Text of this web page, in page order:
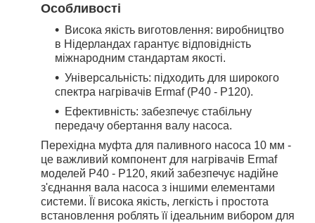
Особливості
Висока якість виготовлення: виробництво
в Нідерландах гарантує відповідність
міжнародним стандартам якості.
Універсальність: підходить для широкого
спектра нагрівачів Ermaf (P40 - P120).
Ефективність: забезпечує стабільну
передачу обертання валу насоса.
Перехідна муфта для паливного насоса 10 мм -
це важливий компонент для нагрівачів Ermaf
моделей P40 - P120, який забезпечує надійне
з'єднання вала насоса з іншими елементами
системи. Її висока якість, легкість і простота
встановлення роблять її ідеальним вибором для